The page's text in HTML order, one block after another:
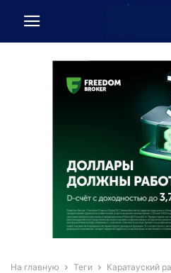
На главную Теги Каратауский